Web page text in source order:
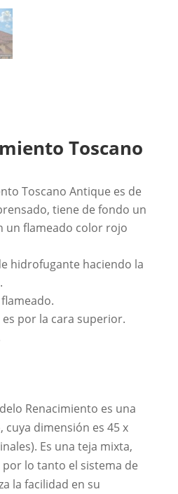
Toscano
Toscano Antique es de
tiene de fondo un
un flameado color rojo
hidrofugante haciendo la
por la cara superior.
Renacimiento es una
dimensión es 45 x
Es una teja mixta,
por lo tanto el sistema de
la facilidad en su